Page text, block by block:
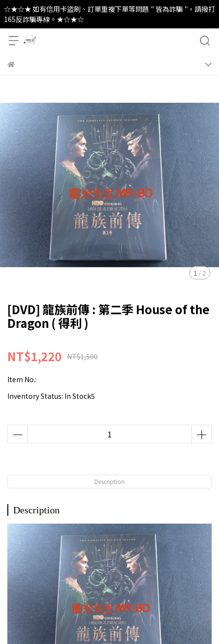
☆★☆★ 如有信用卡盜刷、訂單重複下單等問題 " 皆為詐騙 "，請撥打
165反詐騙專線。★☆★☆
1 / 2
[DVD] 龍族前傳 : 第二季 House of the
Dragon ( 得利 )
NT$1,220 NT$1,500
Item No.:
Inventory Status: In Stock5
Description
Description